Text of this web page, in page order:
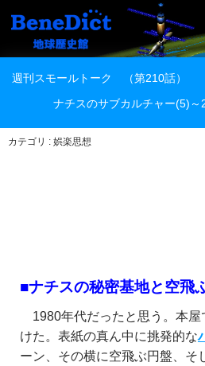
週刊スモールトーク （第210話）
ナチスのサブカルチャー(5)～
カテゴリ : 娯楽思想
■ナチスの秘密基地と空飛
1980年代だったと思う。本
けた。表紙の真ん中に挑発的な
ーン、その横に空飛ぶ円盤、そ